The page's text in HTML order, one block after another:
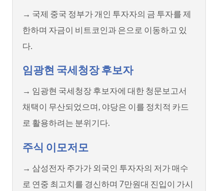
→ 국제 중국 정부가 개인 투자자의 금 투자를 제
한하며 자금이 비트코인과 은으로 이동하고 있
다.
임광현 국세청장 후보자
→ 임광현 국세청장 후보자에 대한 청문보고서
채택이 무산되었으며, 야당은 이를 정치적 카드
로 활용하려는 분위기다.
주식 이모저모
→ 삼성전자 주가가 외국인 투자자의 저가 매수
로 연중 최고치를 경신하며 7만원대 진입이 가시